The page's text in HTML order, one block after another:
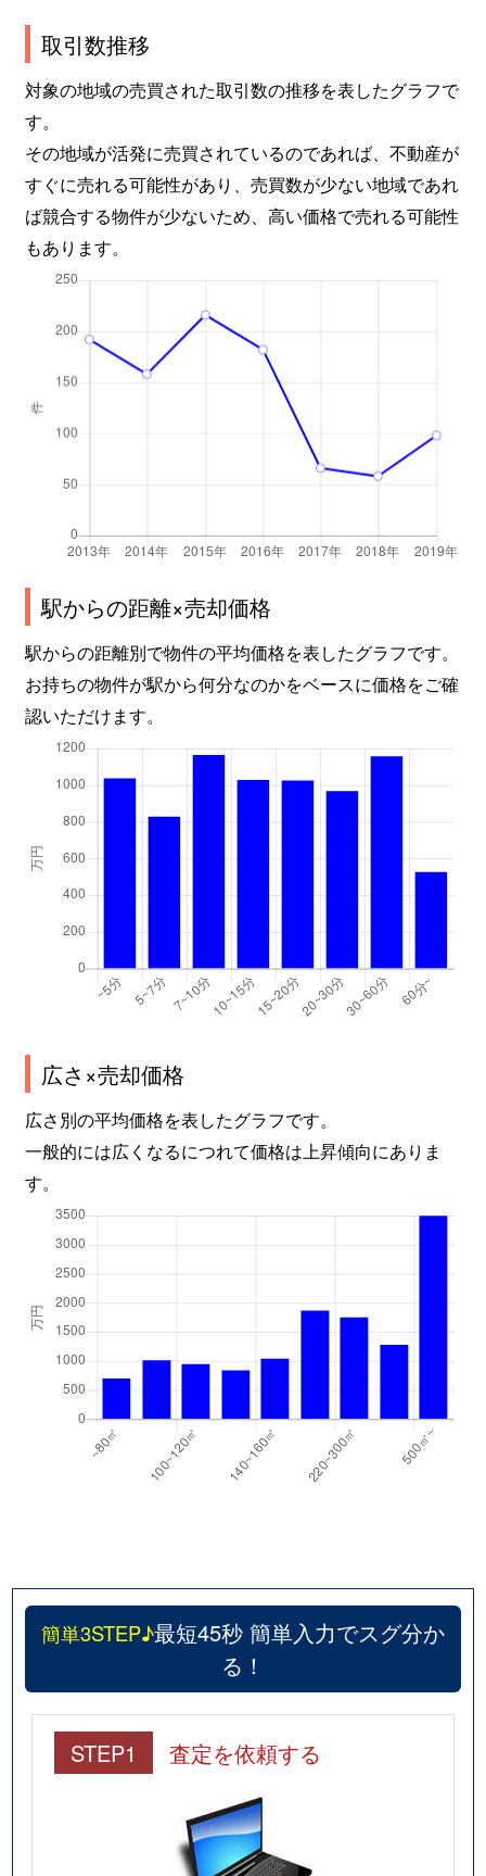
福山町福山
福山町福山
39万円
財部
牧園町宿窪田
84万円
霧島温泉
牧園町宿窪田
17万円
霧島温泉
溝辺町麓
溝辺町麓
3,100万円
250万円
日当山
溝辺町三縄
130万円
霧島温泉
横川町中ノ
取引数推移
対象の地域の売買された取引数の推移を表したグラフで
す。
その地域が活発に売買されているのであれば、不動産が
すぐに売れる可能性があり、売買数が少ない地域であれ
ば競合する物件が少ないため、高い価格で売れる可能性
もあります。
駅からの距離×売却価格
駅からの距離別で物件の平均価格を表したグラフです。
お持ちの物件が駅から何分なのかをベースに価格をご確
認いただけます。
広さ×売却価格
広さ別の平均価格を表したグラフです。
一般的には広くなるにつれて価格は上昇傾向にありま
す。
簡単3STEP♪最短45秒 簡単入力でスグ分か
る！
STEP1 査定を依頼する